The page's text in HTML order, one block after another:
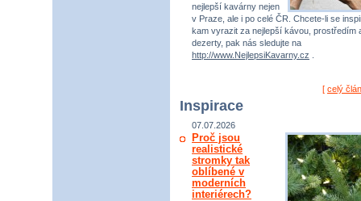
nejlepší kavárny nejen
v Praze, ale i po celé ČR. Chcete-li se
kam vyrazit za nejlepší kávou, prostředím
dezerty, pak nás sledujte na
http://www.NejlepsiKavarny.cz
[ celý
Inspirace
07.07.2026
Proč jsou
realistické
stromky tak
oblíbené v
moderních
interiérech?